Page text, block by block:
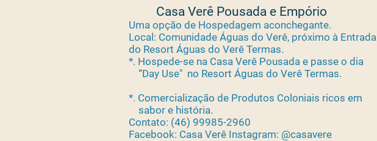
Casa Verê Pousada e Empório
Uma opção de Hospedagem aconchegante.
Local: Comunidade Águas do Verê, próximo à Entrada
do Resort Águas do Verê Termas.
*. Hospede-se na Casa Verê Pousada e passe o dia
“Day Use" no Resort Águas do Verê Termas.
*. Comercialização de Produtos Coloniais ricos em
sabor e história.
Contato: (46) 99985-2960
Facebook: Casa Verê Instagram: @casavere